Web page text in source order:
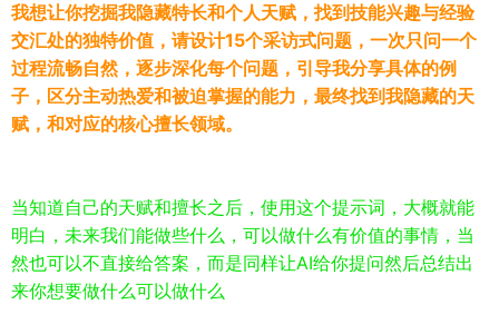
我想让你挖掘我隐藏特长和个人天赋，找到技能兴趣与经验
交汇处的独特价值，请设计15个采访式问题，一次只问一个
过程流畅自然，逐步深化每个问题，引导我分享具体的例
子，区分主动热爱和被迫掌握的能力，最终找到我隐藏的天
赋，和对应的核心擅长领域。
当知道自己的天赋和擅长之后，使用这个提示词，大概就能
明白，未来我们能做些什么，可以做什么有价值的事情，当
然也可以不直接给答案，而是同样让AI给你提问然后总结出
来你想要做什么可以做什么